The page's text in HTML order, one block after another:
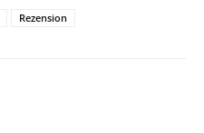
Rezension